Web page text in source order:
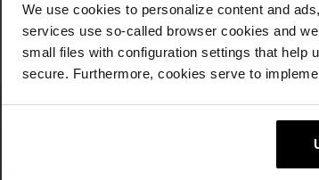
We use cookies to personalize content and
services use so-called browser cookies and
small files with configuration settings that help
secure. Furthermore, cookies serve to